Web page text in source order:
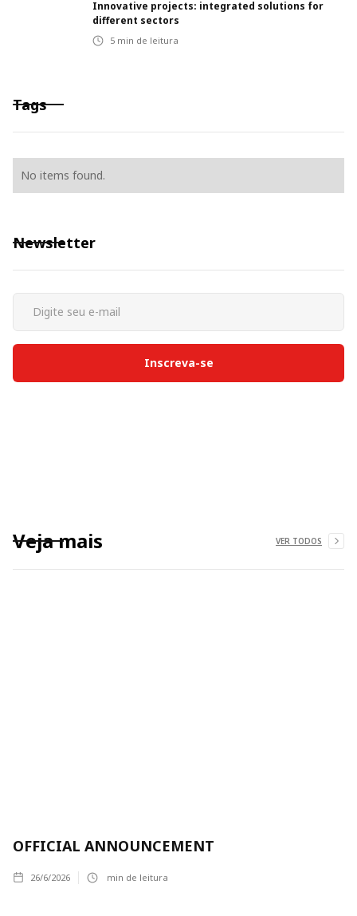
Innovative projects: integrated solutions for
different sectors
5 min de leitura
Tags
No items found.
Newsletter
Veja mais VER TODOS
OFFICIAL ANNOUNCEMENT
26/6/2026 min de leitura